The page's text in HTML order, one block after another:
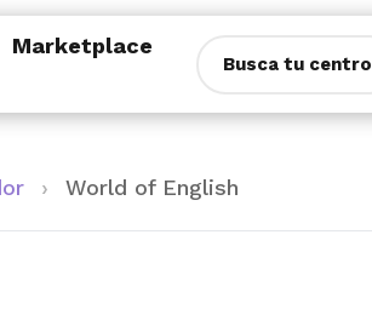
Marketplace
Busca tu centro
› World of English